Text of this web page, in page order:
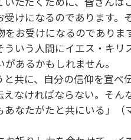
けになるのであります
をお受けになるのであり
いう人間にイエス・キ
あるかもしれません。
共に、自分の信仰を宣
なければならない。そ
なたがたと共にいる」